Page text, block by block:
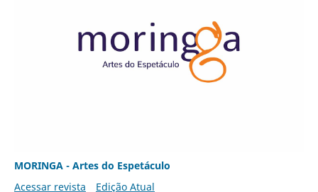
MORINGA - Artes do Espetáculo
Acessar revista
Edição Atual